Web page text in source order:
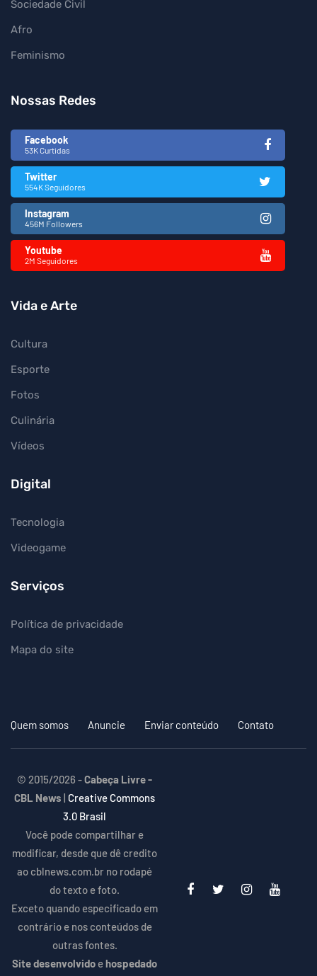
Sociedade Civil
Afro
Feminismo
Nossas Redes
Facebook
53K Curtidas
Twitter
554K Seguidores
Instagram
456M Followers
Youtube
2M Seguidores
Vida e Arte
Cultura
Esporte
Fotos
Culinária
Vídeos
Digital
Tecnologia
Videogame
Serviços
Política de privacidade
Mapa do site
Quem somos Anuncie Enviar conteúdo Contato
© 2015/2026 -Cabeça Livre -
CBL News | Creative Commons
3.0 Brasil
Você pode compartilhar e
modificar, desde que dê credito
ao cblnews.com.br no rodapé
do texto e foto.
Exceto quando especificado em
contrário e nos conteúdos de
outras fontes.
Site desenvolvido ehospedado